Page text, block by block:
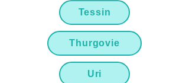
Tessin
Thurgovie
Uri